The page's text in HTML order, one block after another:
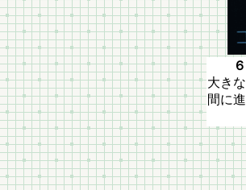
６８
大き
間に